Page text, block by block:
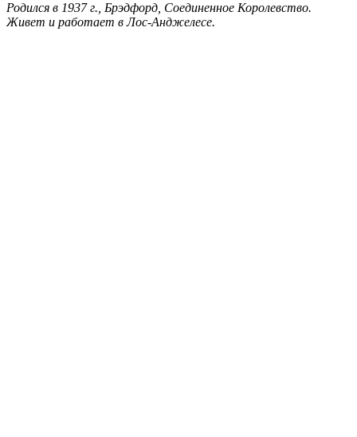
Родился в 1937 г., Брэдфорд, Соединенное Королевство.
Живет и работает в Лос-Анджелесе.